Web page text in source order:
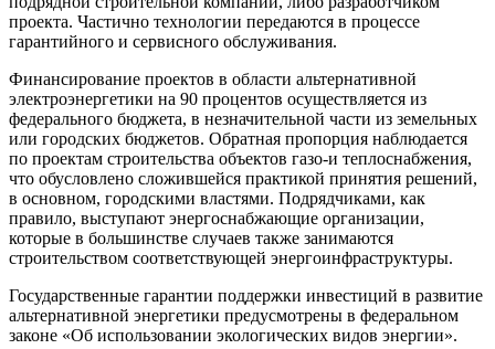
проекта. Частично технологии передаются в процессе
гарантийного и сервисного обслуживания.
Финансирование проектов в области альтернативной
электроэнергетики на 90 процентов осуществляется из
федерального бюджета, в незначительной части из земельных
или городских бюджетов. Обратная пропорция наблюдается
по проектам строительства объектов газо-и теплоснабжения,
что обусловлено сложившейся практикой принятия решений,
в основном, городскими властями. Подрядчиками, как
правило, выступают энергоснабжающие организации,
которые в большинстве случаев также занимаются
строительством соответствующей энергоинфраструктуры.
Государственные гарантии поддержки инвестиций в развитие
альтернативной энергетики предусмотрены в федеральном
законе «Об использовании экологических видов энергии».